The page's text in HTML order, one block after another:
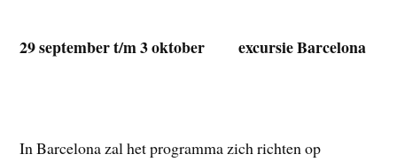
29 september t/m 3 oktober excursie Barcelona
In Barcelona zal het programma zich richten op